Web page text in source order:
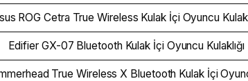
ROG Cetra True Wireless Kulak İçi Oyuncu
Edifier GX-07 Bluetooth Kulak İçi Oyuncu Kulaklığı
True Wireless X Bluetooth Kulak İçi